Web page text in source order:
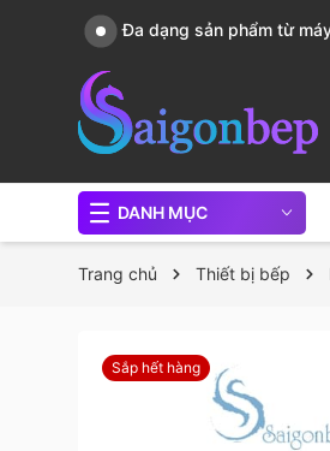
Đa dạng sản phẩm từ
DANH MỤC
Trang chủ Thiết bị bếp
Sắp hết hàng